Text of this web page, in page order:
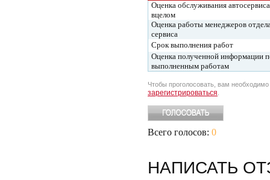
Оценка обслуживания автосервиса
вцелом
Оценка работы менеджеров
сервиса
Срок выполнения работ
Оценка полученной информации
выполненным работам
Чтобы проголосовать, вам необходимо
зарегистрироваться
Всего голосов: 0
НАПИСАТЬ